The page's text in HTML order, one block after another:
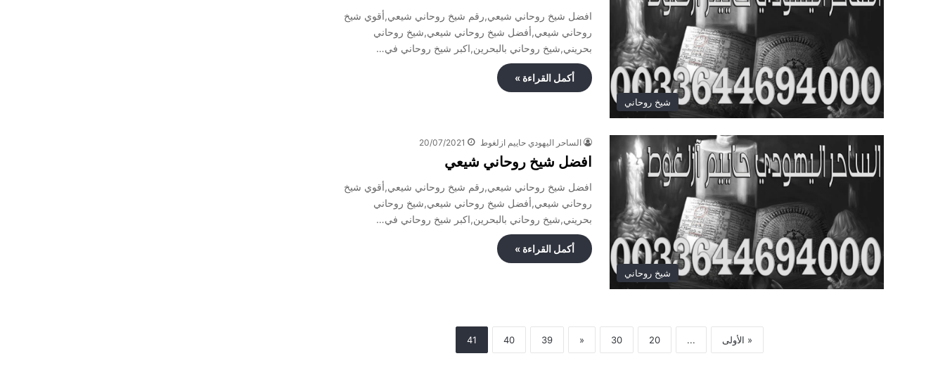
شيخ روحاني
افضل شيخ روحاني شيعي,رقم شيخ روحاني شيعي,أقوي شيخ
روحاني شيعي,أفضل شيخ روحاني شيعي,شيخ روحاني
بحريني,شيخ روحاني بالبحرين,اكبر شيخ روحاني في…
أكمل القراءة »
شيخ روحاني
الساحر اليهودي حاييم ازلغوط 20/07/2021
افضل شيخ روحاني شيعي
افضل شيخ روحاني شيعي,رقم شيخ روحاني شيعي,أقوي شيخ
روحاني شيعي,أفضل شيخ روحاني شيعي,شيخ روحاني
بحريني,شيخ روحاني بالبحرين,اكبر شيخ روحاني في…
أكمل القراءة »
« الأولى ...
20
30
«
39
40
41